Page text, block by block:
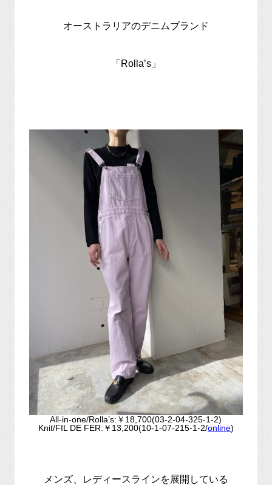
オーストラリアのデニムブランド
「Rolla’s」
All-in-one/Rolla’s:￥18,700(03-2-04-325-1-2)
Knit/FIL DE FER:￥13,200(10-1-07-215-1-2/online)
メンズ、レディースラインを展開している